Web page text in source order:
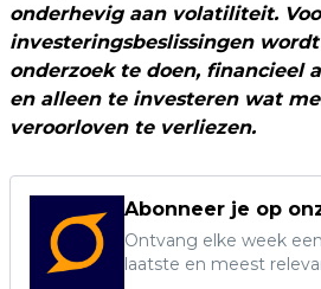
onderhevig aan volatiliteit.
investeringsbeslissingen
onderzoek te doen, financieel
en alleen te investeren wat
veroorloven te verliezen.
Abonneer je op
Ontvang elke week
laatste en meest